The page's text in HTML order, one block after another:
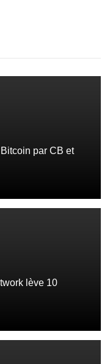
par CB et
lève 10